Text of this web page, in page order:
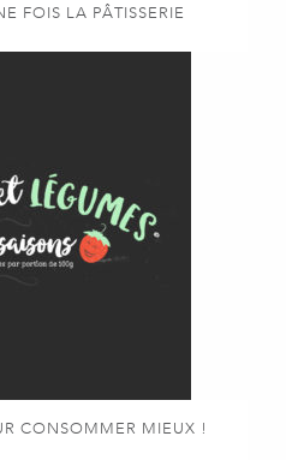
FOIS LA PÂTISSERIE
CONSOMMER MIEUX !